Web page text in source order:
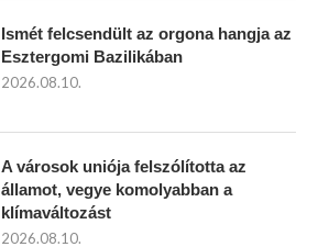
Ismét felcsendült az orgona hangja az
Esztergomi Bazilikában
2026.08.10.
A városok uniója felszólította az
államot, vegye komolyabban a
klímaváltozást
2026.08.10.